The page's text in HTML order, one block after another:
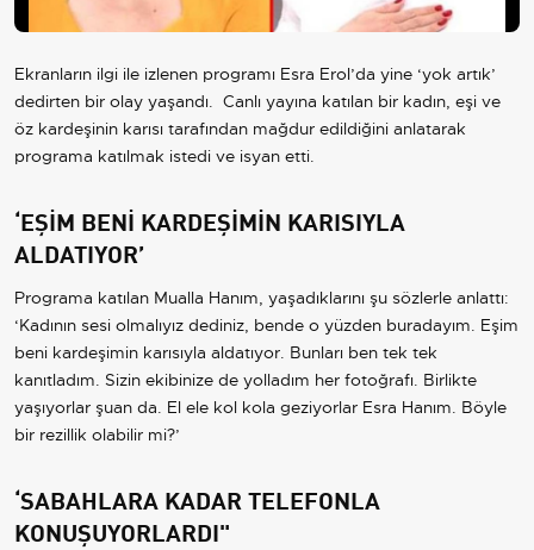
Ekranların ilgi ile izlenen programı Esra Erol’da yine ‘yok artık’
dedirten bir olay yaşandı. Canlı yayına katılan bir kadın, eşi ve
öz kardeşinin karısı tarafından mağdur edildiğini anlatarak
programa katılmak istedi ve isyan etti.
‘EŞİM BENİ KARDEŞİMİN KARISIYLA
ALDATIYOR’
Programa katılan Mualla Hanım, yaşadıklarını şu sözlerle anlattı:
‘Kadının sesi olmalıyız dediniz, bende o yüzden buradayım. Eşim
beni kardeşimin karısıyla aldatıyor. Bunları ben tek tek
kanıtladım. Sizin ekibinize de yolladım her fotoğrafı. Birlikte
yaşıyorlar şuan da. El ele kol kola geziyorlar Esra Hanım. Böyle
bir rezillik olabilir mi?’
‘SABAHLARA KADAR TELEFONLA
KONUŞUYORLARDI"